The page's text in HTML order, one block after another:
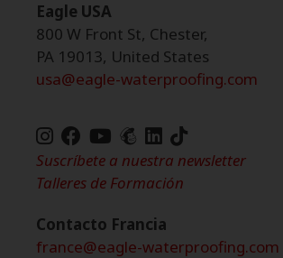
Eagle USA
800 W Front St, Chester,
PA 19013, United States
usa@eagle-waterproofing.com
de
Suscríbete a nuestra newsletter
Talleres de Formación
Contacto Francia
france@eagle-waterproofing.com